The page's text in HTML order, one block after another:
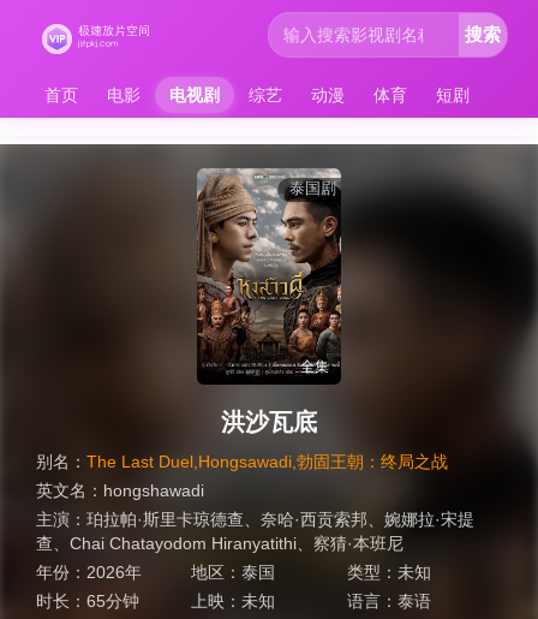
首页 电影 电视剧 综艺 动漫 体育 短剧
搜索
泰国剧
全集
洪沙瓦底
别名： The Last Duel,Hongsawadi,勃固王朝：终局之战
英文名： hongshawadi
主演： 珀拉帕·斯里卡琼德查 奈哈·西贡索邦
婉娜拉·宋提
查
Chai Chatayodom Hiranyatithi
察猜·本班尼
年份： 2026年 地区：泰国 类型： 未知
时长： 65分钟 上映：未知 语言： 泰语